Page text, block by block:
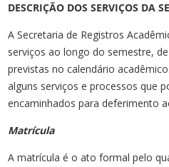
DESCRIÇÃO DOS SERVIÇOS DA
A Secretaria de Registros
serviços ao longo do semestre,
previstas no calendário
alguns serviços e processos que
encaminhados para deferimento
Matrícula
A matrícula é o ato formal pelo